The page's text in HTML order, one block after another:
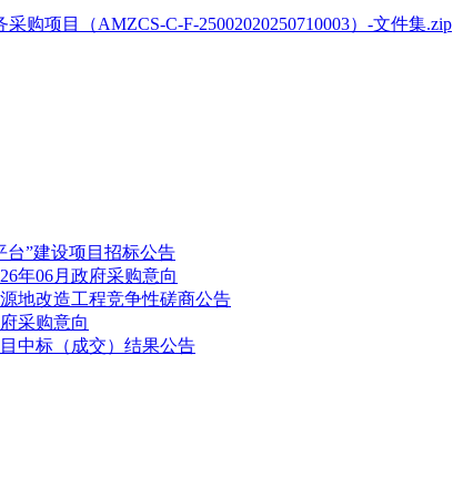
购项目（AMZCS-C-F-25002020250710003）-文件集.zip
”建设项目招标公告
年06月政府采购意向
地改造工程竞争性磋商公告
采购意向
中标（成交）结果公告